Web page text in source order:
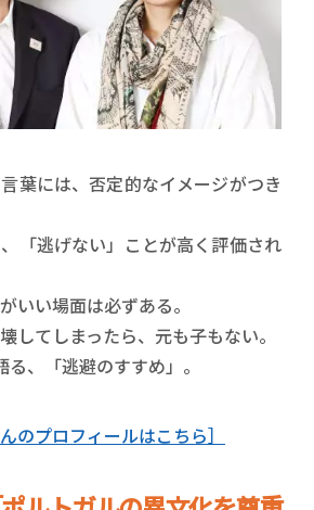
言葉には、否定的なイメージがつき
「逃げない」ことが高く評価され
いい場面は必ずある。
してしまったら、元も子もない。
、「逃避のすすめ」。
のプロフィールはこちら］